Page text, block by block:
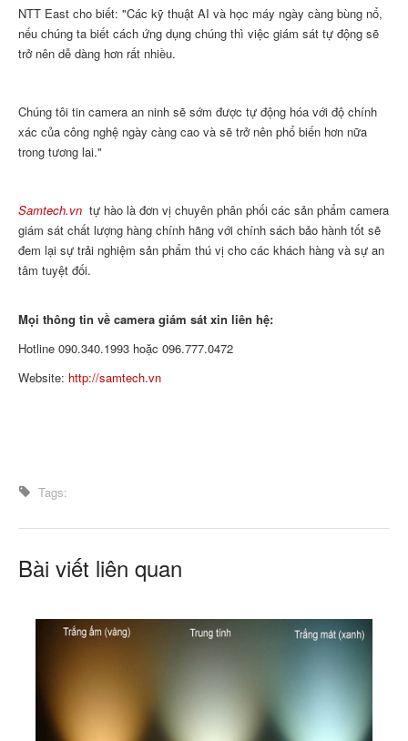
NTT East cho biết: "Các kỹ thuật AI và học máy ngày càng bùng nổ,
nếu chúng ta biết cách ứng dụng chúng thì việc giám sát tự động sẽ
trở nên dễ dàng hơn rất nhiều.
Chúng tôi tin camera an ninh sẽ sớm được tự động hóa với độ chính
xác của công nghệ ngày càng cao và sẽ trở nên phổ biến hơn nữa
trong tương lai."
Samtech.vn tự hào là đơn vị chuyên phân phối các sản phẩm camera
giám sát chất lượng hàng chính hãng với chính sách bảo hành tốt sẽ
đem lại sự trải nghiệm sản phẩm thú vị cho các khách hàng và sự an
tâm tuyệt đối.
Mọi thông tin về camera giám sát xin liên hệ:
Hotline 090.340.1993 hoặc 096.777.0472
Website: http://samtech.vn
Tags:
Bài viết liên quan